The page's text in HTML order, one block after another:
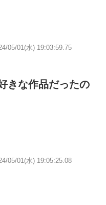
05/01(水) 19:03:59.75
きな作品だったの
05/01(水) 19:05:25.08